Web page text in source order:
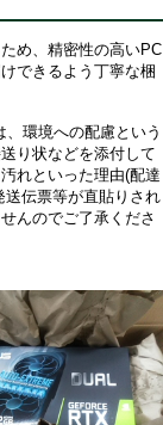
め、精密性の高いPC
できるよう丁寧な梱
環境への配慮という
り状などを添付して
れといった理由(配達
送伝票等が直貼りされ
んのでご了承くださ